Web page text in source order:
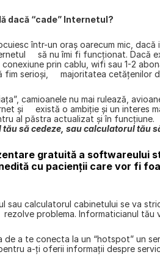
dacă “cade” Internetul?
într-un oraş oarecum mic,
să nu îmi fi funcţionat. Dacă
prin cablu, wifi sau 1-2
serioşi,     majoritatea cetăţenilor
camioanele nu mai rulează,
şi     există o ambiţie şi un interes
al păstra actualizat şi în
tău să cedeze, sau calculatorul tău
gratuită a softwareului
cu pacienții care vor fi
sau calculatorul cabinetului se va
problema. Informaticianul
a te conecta la un “hotspot” un
a-ţi oferii informaţii despre